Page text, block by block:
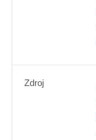
Zdroj